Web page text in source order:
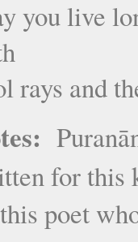
you live
rays and
for this
poet